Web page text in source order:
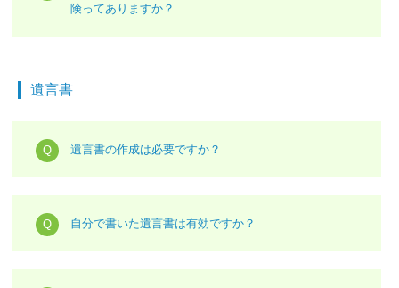
険ってありますか？
遺言書
遺言書の作成は必要ですか？
自分で書いた遺言書は有効ですか？